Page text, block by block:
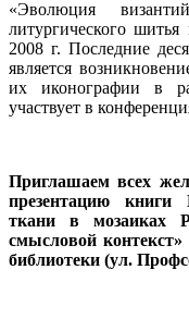
«Эволюция
литургического
2008 г. Последние
является
их иконографии в
участвует в
Приглашаем всех
презентацию
ткани в мозаиках
смысловой контекст»
библиотеки (ул.